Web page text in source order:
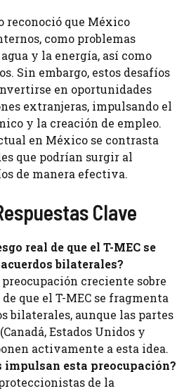
reconoció que México
como problemas
y la energía, así como
Sin embargo, estos desafíos
en oportunidades
extranjeras, impulsando el
y la creación de empleo.
en México se contrasta
que podrían surgir al
de manera efectiva.
Clave
real de que el T-MEC se
bilaterales?
creciente sobre
que el T-MEC se fragmenta
bilaterales, aunque las partes
Estados Unidos y
activamente a esta idea.
impulsan esta preocupación?
de la